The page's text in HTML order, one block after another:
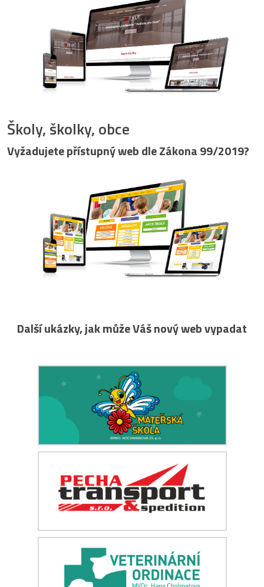
Školy, školky, obce
Vyžadujete přístupný web dle Zákona 99/2019?
Další ukázky, jak může Váš nový web vypadat